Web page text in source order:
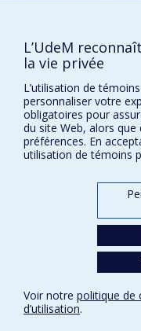
Prix et distinctions
Conditions d’utilisation
Paramètres des témoins
L’UdeM
la vie privée
L’utilisation de
personnaliser votre
obligatoires pour
du site Web, alors que
préférences. En
utilisation de témoins
Voir notre politique de
d’utilisation.